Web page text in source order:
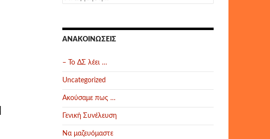
για:
ΑΝΑΚΟΙΝΏΣΕΙΣ
– Το ΔΣ λέει …
Uncategorized
Ακούσαμε πως …
Γενική Συνέλευση
Να μαζευόμαστε